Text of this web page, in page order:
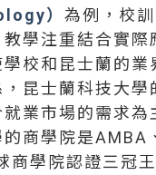
） 為例，校
學注重結合實際
校和昆士蘭的業
昆士蘭科技大學
業市場的需求為
商學院是AMBA
商學院認證三冠